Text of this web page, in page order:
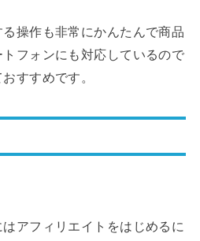
操作も非常にかんたんで商品
フォンにも対応しているので
すすめです。
アフィリエイトをはじめるに